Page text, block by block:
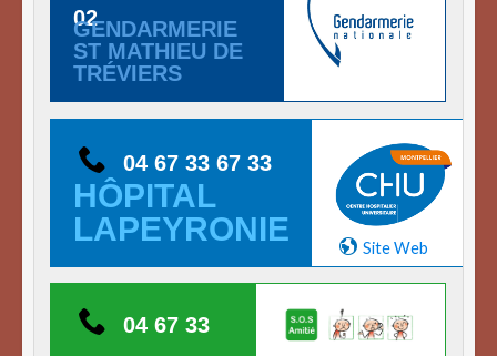
02
GENDARMERIE
ST MATHIEU DE
TRÉVIERS
04 67 33 67 33
HÔPITAL
LAPEYRONIE
Site Web
04 67 33